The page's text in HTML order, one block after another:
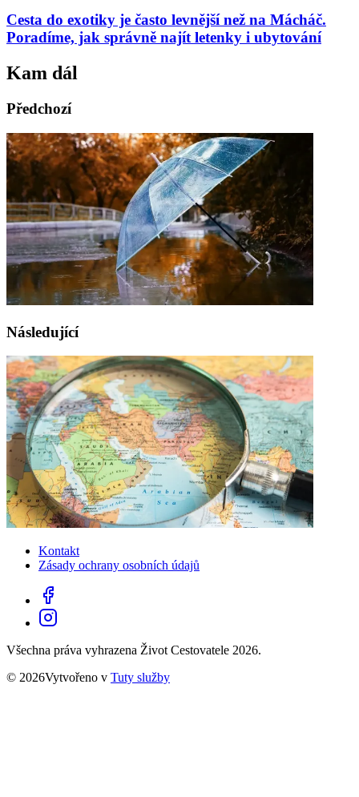
Cesta do exotiky je často levnější než na Mácháč.
Poradíme, jak správně najít letenky i ubytování
Kam dál
Předchozí
Následující
Kontakt
Zásady ochrany osobních údajů
Všechna práva vyhrazena Život Cestovatele 2026.
© 2026Vytvořeno v Tuty služby